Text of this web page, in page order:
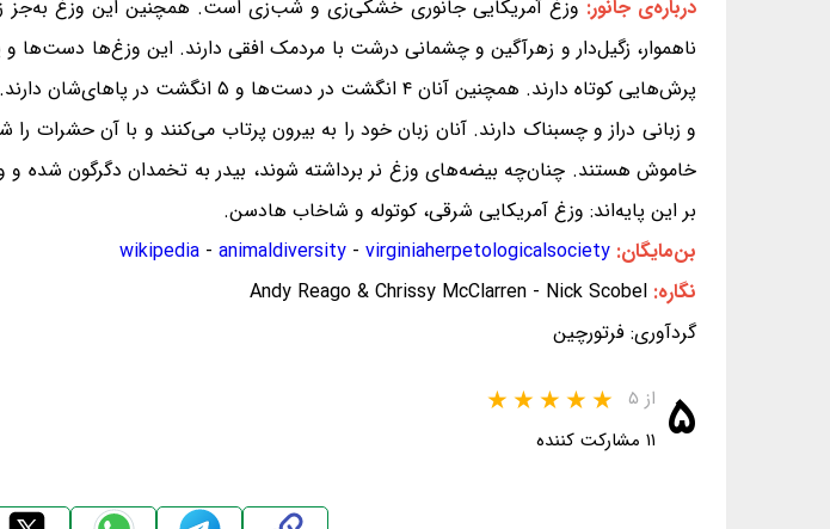
درباره‌ی جانور: وزغ آمریکایی جانوری خشکی‌زی و شب‌زی است. همچنین این وزغ به‌جز
ناهموار، زگیل‌دار و زهرآگین و چشمانی درشت با مردمک افقی دارند. این وزغ‌ها دست‌ها و
پرش‌هایی کوتاه دارند. همچنین آنان ۴
بر این پایه‌اند: وزغ آمریکایی شرقی، کوتوله و شاخاب هادسن.
بن‌مایگان:
wikipedia - animaldiversity - virginiaherpetologicalsociety
نگاره: Andy Reago & Chrissy McClarren - Nick Scobel
گردآوری: فرتورچین
۵ از ۵
۱۱ مشارکت کننده